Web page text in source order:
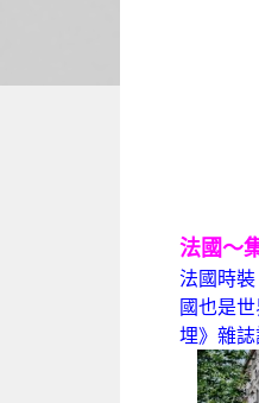
法國～
法國時
國也是
埋》雜